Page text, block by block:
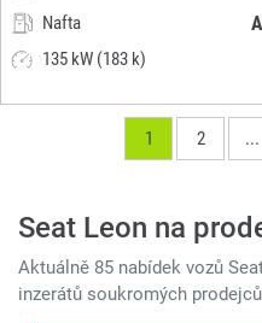
Nafta
135 kW (183 k)
1 2 ...
Seat Leon na
Aktuálně 85 nabídek vozů
inzerátů soukromých